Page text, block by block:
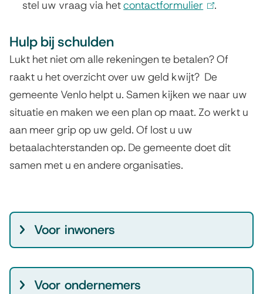
x
r
n
)
stel uw vraag via hetcontactformulier (
n
k
i
s
x
n
.
Hulp bij schulden
Lukt het niet om alle rekeningen te betalen? Of
raakt u het overzicht over uw geld kwijt? De
gemeente Venlo helpt u. Samen kijken we naar uw
situatie en maken we een plan op maat. Zo werkt u
aan meer grip op uw geld. Of lost u uw
betaalachterstanden op. De gemeente doet dit
samen met u en andere organisaties.
S
u
Voor inwoners
Voor ondernemers